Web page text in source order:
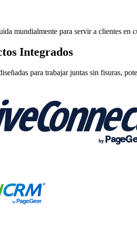
mundialmente para servir a clientes en
Integrados
para trabajar juntas sin fisuras,